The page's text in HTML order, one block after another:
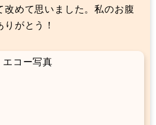
改めて思いました。私のお腹
がとう！